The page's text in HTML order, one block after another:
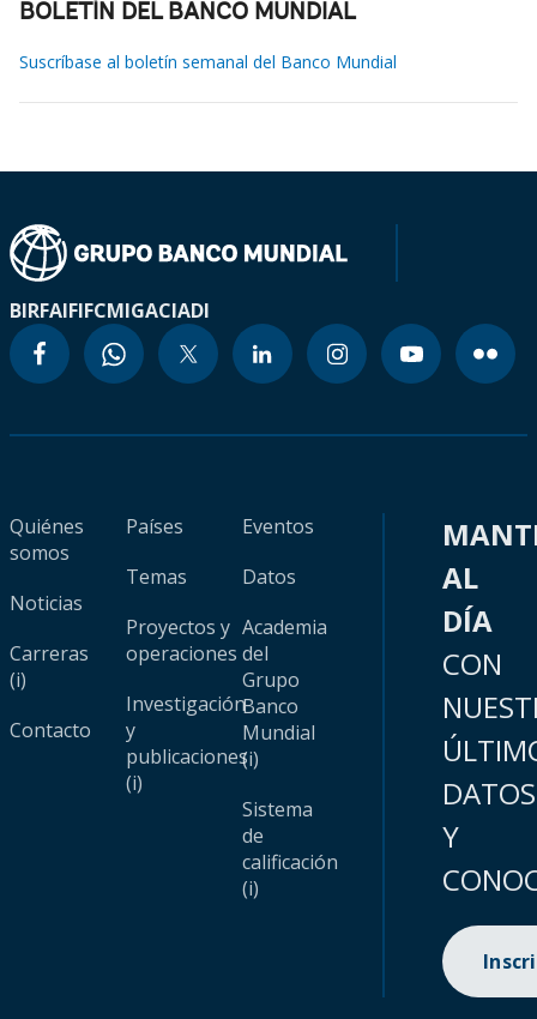
BOLETÍN DEL BANCO MUNDIAL
Suscríbase al boletín semanal del Banco Mundial
BIRFAIFIFCMIGACIADI
Quiénes
somos
Noticias
Carreras
(i)
Contacto
Países
Temas
Proyectos y
operaciones
Investigación
y
publicaciones
(i)
Eventos
Datos
Academia
del
Grupo
Banco
Mundial
(i)
Sistema
de
calificación
(i)
AL
DÍA
CON
DATOS
Y